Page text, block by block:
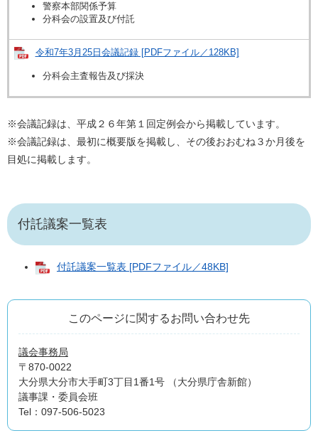
警察本部関係予算
分科会の設置及び付託
令和7年3月25日会議記録 [PDFファイル／128KB]
分科会主査報告及び採決
※会議記録は、平成２６年第１回定例会から掲載しています。
※会議記録は、最初に概要版を掲載し、その後おおむね３か月後を
目処に掲載します。
付託議案一覧表
付託議案一覧表 [PDFファイル／48KB]
このページに関するお問い合わせ先
議会事務局
〒870-0022
大分県大分市大手町3丁目1番1号 （大分県庁舎新館）
議事課・委員会班
Tel：097-506-5023